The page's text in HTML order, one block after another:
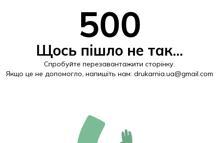
500
Щось пішло не так...
Спробуйте перезавантажити сторінку.
Якщо це не допомогло, напишіть нам: drukarnia.ua@gmail.com